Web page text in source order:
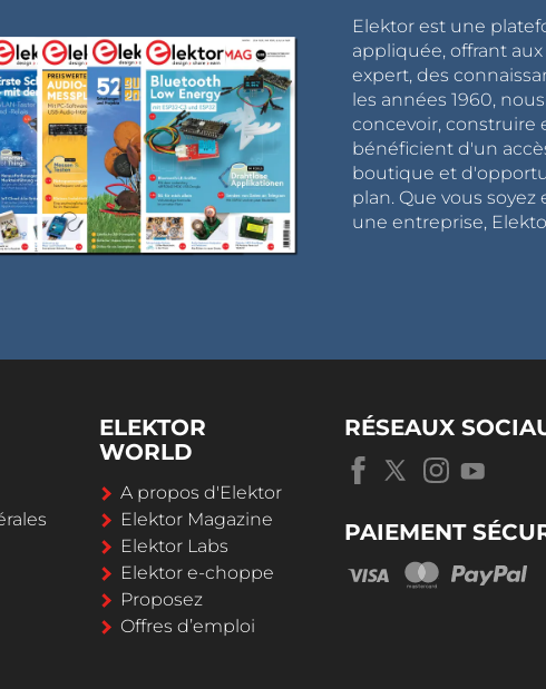
Elektor est une
appliquée, offrant
expert, des
les années 1960,
concevoir, construire
bénéficient d'un
boutique et
plan. Que vous
une entreprise,
ELEKTOR
WORLD
A propos d'Elektor
Elektor Magazine
Elektor Labs
Elektor e-choppe
Proposez
Offres d’emploi
RÉSEAUX
PAIEMENT